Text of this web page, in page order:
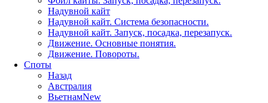
Надувной кайт
Надувной кайт. Система безопасности.
Надувной кайт. Запуск, посадка, перезапуск.
Движение. Основные понятия.
Движение. Повороты.
Споты
Назад
Австралия
ВьетнамNew